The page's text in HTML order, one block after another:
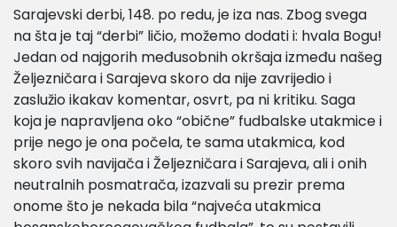
Sarajevski derbi, 148. po redu, je iza nas. Zbog svega
na šta je taj “derbi” ličio, možemo dodati i: hvala Bogu!
Jedan od najgorih međusobnih okršaja između našeg
Željezničara i Sarajeva skoro da nije zavrijedio i
zaslužio ikakav komentar, osvrt, pa ni kritiku. Saga
koja je napravljena oko “obične” fudbalske utakmice i
prije nego je ona počela, te sama utakmica, kod
skoro svih navijača i Željezničara i Sarajeva, ali i onih
neutralnih posmatrača, izazvali su prezir prema
onome što je nekada bila “najveća utakmica